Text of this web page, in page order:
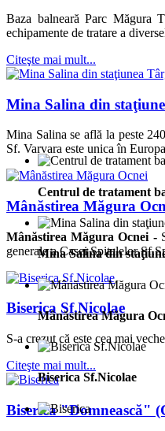
Baza balneară Parc Măgura
echipamente de tratare a
Citeşte mai mult...
Mina Salina din
Mina Salina se află la peste
Sf. Varvara este unica în
Mânăstirea Măgura
Mânăstirea Măgura Ocnei -
generale a Casei Spitalelor
Biserica Sf.Nicolae
S-a crezut că este cea mai
Citeşte mai mult...
Biserica "Domnească"
Centrul de tratament
Mina Salina din
Mânăstirea Măgura
Biserica Sf.Nicolae